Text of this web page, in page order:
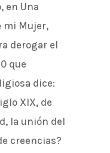
en Una
mi Mujer,
derogar el
que
dice:
XIX, de
la unión del
creencias?